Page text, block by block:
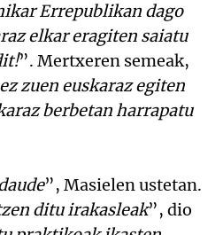
Errepublikan dago
elkar eragiten saiatu
”. Mertxeren semeak,
zuen euskaraz egiten
berbetan harrapatu
”, Masielen ustetan.
ditu irakasleak”, dio